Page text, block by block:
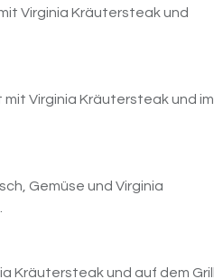
Virginia Kräutersteak und
Virginia Kräutersteak und im
Gemüse und Virginia
Kräutersteak und auf dem Grill